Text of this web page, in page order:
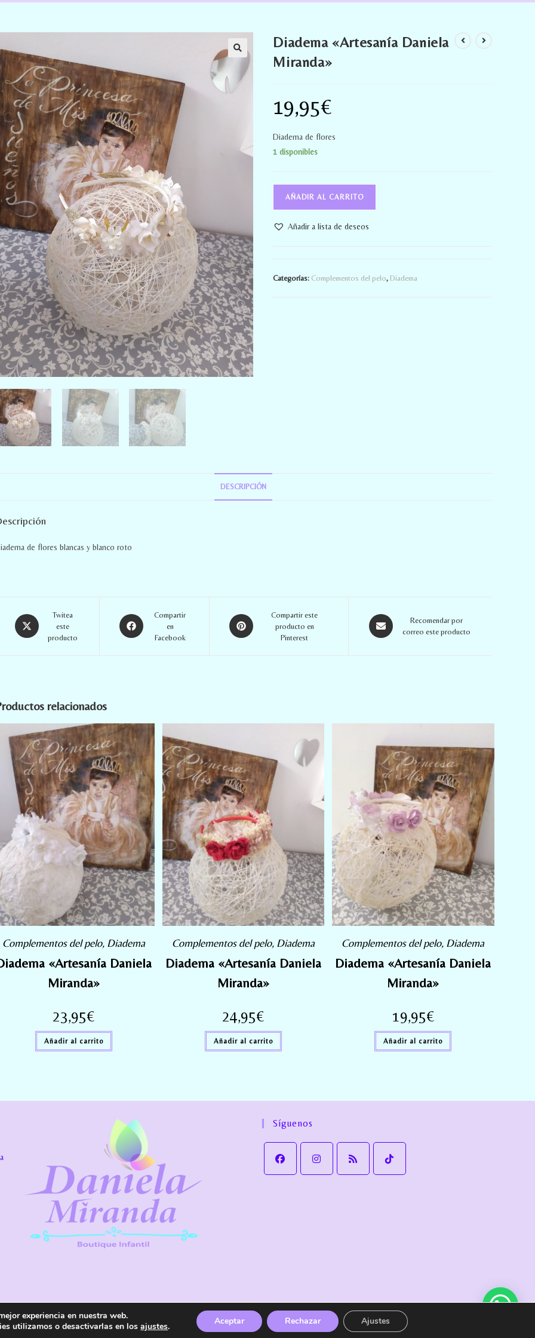
Diadema «Artesanía Daniela
Miranda»
19,95€
Diadema de flores
1 disponibles
AÑADIR AL CARRITO
Añadir a lista de deseos
Categorías: Complementos del pelo, Diadema
DESCRIPCIÓN
de flores blancas y blanco roto
Twitea
este
producto
Compartir
en
Facebook
Compartir este
producto en
Pinterest
Recomendar por
correo este producto
relacionados
Complementos del pelo, Diadema
«Artesanía Daniela
Miranda»
23,95€
Añadir al carrito
Complementos del pelo, Diadema
Diadema «Artesanía Daniela
Miranda»
24,95€
Añadir al carrito
Complementos del pelo, Diadema
Diadema «Artesanía Daniela
Miranda»
19,95€
Añadir al carrito
Síguenos
Política de Privacidad Política de cookies
Política de Envío y devoluciones
Accesibilidad
reservados.
experiencia en nuestra web.
utilizamos o desactivarlas en losajustes. Aceptar Rechazar Ajustes